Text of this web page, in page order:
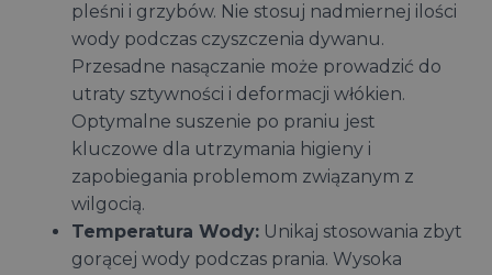
pleśni i grzybów. Nie stosuj nadmiernej ilości
wody podczas czyszczenia dywanu.
Przesadne nasączanie może prowadzić do
utraty sztywności i deformacji włókien.
Optymalne suszenie po praniu jest
kluczowe dla utrzymania higieny i
zapobiegania problemom związanym z
wilgocią.
Temperatura Wody: Unikaj stosowania zbyt
gorącej wody podczas prania. Wysoka